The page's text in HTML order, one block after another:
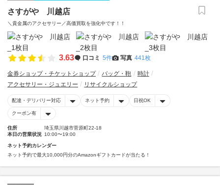
さすがや 川越店
＼貴金属のアクセサリー／高価買取を強化中です！！
3.63 口コミ 5件 写真 441枚
金券ショップ・チケットショップ バッグ・鞄
時計
アクセサリー・ジュエリー
リサイクルショップ
配達・デリバリー対応 ネット予約 日祝OK
クーポン有
住所
埼玉県川越市菅原町22-18
本日の営業状況 10:00〜19:00
ネット予約カレンダー
ネット予約で最大10,000円分のAmazonギフトカードが当たる！